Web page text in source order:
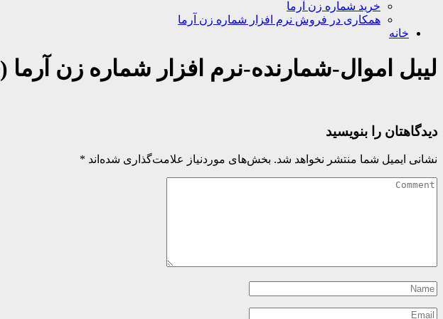
خرید شماره زن آرما
همکاری در فروش نرم افزار شماره زن آرما
خانه
لیبل اموال-شمارنده-نرم افزار شماره زن آرما (۵)
دیدگاهتان را بنویسید
نشانی ایمیل شما منتشر نخواهد شد. بخش‌های موردنیاز علامت‌گذاری شده‌اند *